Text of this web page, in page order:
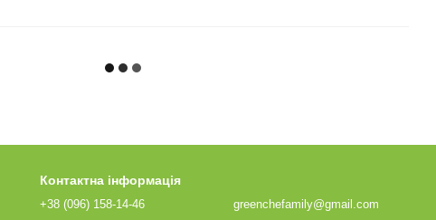
Контактна інформація
+38 (096) 158-14-46 greenchefamily@gmail.com